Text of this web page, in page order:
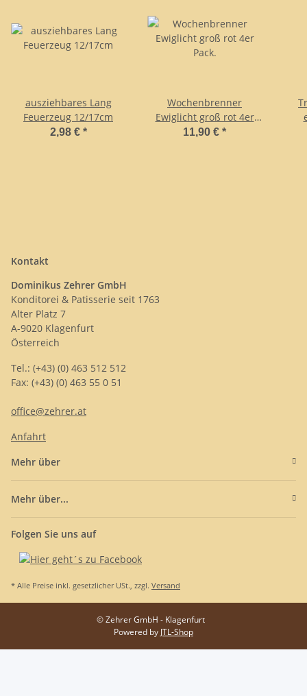
ausziehbares Lang
Feuerzeug 12/17cm
2,98 € *
Wochenbrenner
Ewiglicht groß rot 4er
Pack.
11,90 € *
Kontakt
Dominikus Zehrer GmbH
Konditorei & Patisserie seit 1763
Alter Platz 7
A-9020 Klagenfurt
Österreich
Tel.: (+43) (0) 463 512 512
Fax: (+43) (0) 463 55 0 51
office@zehrer.at
Anfahrt
Mehr über
Mehr über...
Folgen Sie uns auf
* Alle Preise inkl. gesetzlicher USt., zzgl. Versand
© Zehrer GmbH - Klagenfurt
Powered by JTL-Shop